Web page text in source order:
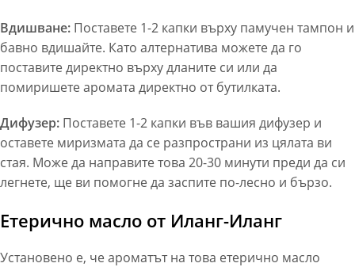
Вдишване: Поставете 1-2 капки върху памучен тампон и
бавно вдишайте. Като алтернатива можете да го
поставите директно върху дланите си или да
помиришете аромата директно от бутилката.
Дифузер: Поставете 1-2 капки във вашия дифузер и
оставете миризмата да се разпространи из цялата ви
стая. Може да направите това 20-30 минути преди да си
легнете, ще ви помогне да заспите по-лесно и бързо.
Етерично масло от Иланг-Иланг
Установено е, че ароматът на това етерично масло